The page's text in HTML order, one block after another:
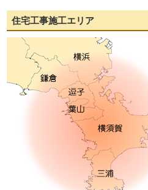
住宅工事施工エリア